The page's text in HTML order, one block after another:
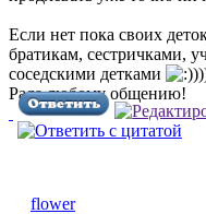
Если нет пока своих
братикам, сестричками,
соседскими детками
Рада любому общению!
flower